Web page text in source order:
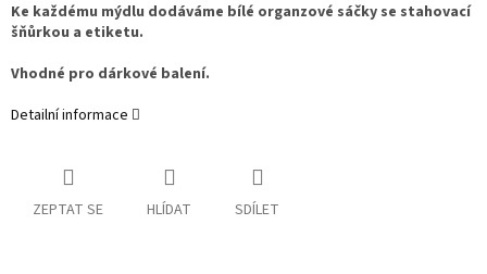
Ke každému mýdlu dodáváme bílé organzové sáčky se stahovací
šňůrkou a etiketu.
Vhodné pro dárkové balení.
Detailní informace
ZEPTAT SE HLÍDAT SDÍLET